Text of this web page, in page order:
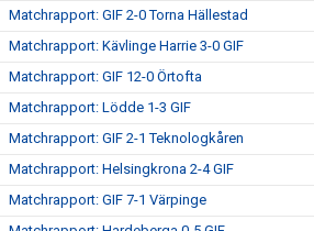
Matchrapport: GIF 2-0 Torna Hällestad
Matchrapport: Kävlinge Harrie 3-0 GIF
Matchrapport: GIF 12-0 Örtofta
Matchrapport: Lödde 1-3 GIF
Matchrapport: GIF 2-1 Teknologkåren
Matchrapport: Helsingkrona 2-4 GIF
Matchrapport: GIF 7-1 Värpinge